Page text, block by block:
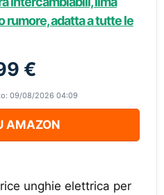
rumore, adatta a tutte le
€
09/08/2026 04:09
AMAZON
unghie elettrica per